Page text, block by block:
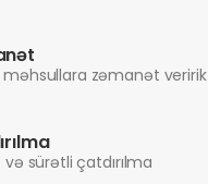
zəmanət veririk
və sürətli çatdırılma